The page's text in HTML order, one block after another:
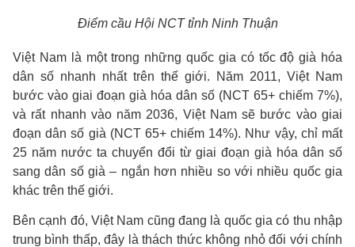
Điểm cầu Hội NCT tỉnh Ninh Thuận
Việt Nam là một trong những quốc gia có tốc độ già hóa
dân số nhanh nhất trên thế giới. Năm 2011, Việt Nam
bước vào giai đoạn già hóa dân số (NCT 65+ chiếm 7%),
và rất nhanh vào năm 2036, Việt Nam sẽ bước vào giai
đoạn dân số già (NCT 65+ chiếm 14%). Như vậy, chỉ mất
25 năm nước ta chuyển đổi từ giai đoạn già hóa dân số
sang dân số già – ngắn hơn nhiều so với nhiều quốc gia
khác trên thế giới.
Bên cạnh đó, Việt Nam cũng đang là quốc gia có thu nhập
trung bình thấp, đây là thách thức không nhỏ đối với chính